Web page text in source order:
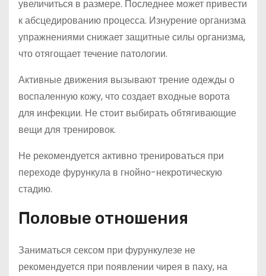
увеличиться в размере. Последнее может привести
к абсцедированию процесса. Изнурение организма
упражнениями снижает защитные силы организма,
что отягощает течение патологии.
Активные движения вызывают трение одежды о
воспаленную кожу, что создает входные ворота
для инфекции. Не стоит выбирать обтягивающие
вещи для тренировок.
Не рекомендуется активно тренироваться при
переходе фурункула в гнойно-некротическую
стадию.
Половые отношения
Заниматься сексом при фурункулезе не
рекомендуется при появлении чирея в паху, на